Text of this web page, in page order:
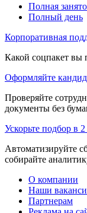
Полная
Полный день
Корпоративная
Какой соцпакет вы
Оформляйте
Проверяйте
документы без
Ускорьте подбор в
Автоматизируйте
собирайте
О компании
Наши
Партнерам